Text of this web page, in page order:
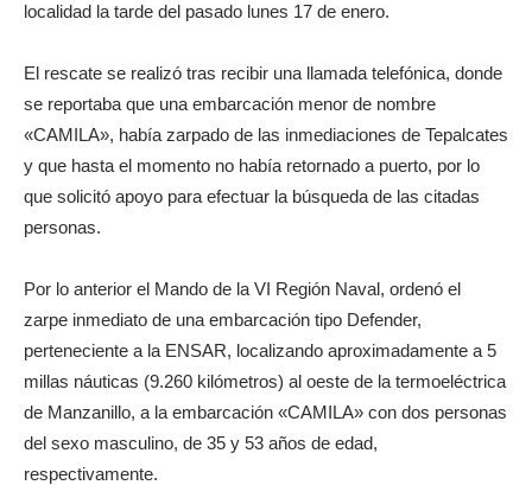
localidad la tarde del pasado lunes 17 de enero.
El rescate se realizó tras recibir una llamada telefónica, donde
se reportaba que una embarcación menor de nombre
«CAMILA», había zarpado de las inmediaciones de Tepalcates
y que hasta el momento no había retornado a puerto, por lo
que solicitó apoyo para efectuar la búsqueda de las citadas
personas.
Por lo anterior el Mando de la VI Región Naval, ordenó el
zarpe inmediato de una embarcación tipo Defender,
perteneciente a la ENSAR, localizando aproximadamente a 5
millas náuticas (9.260 kilómetros) al oeste de la termoeléctrica
de Manzanillo, a la embarcación «CAMILA» con dos personas
del sexo masculino, de 35 y 53 años de edad,
respectivamente.